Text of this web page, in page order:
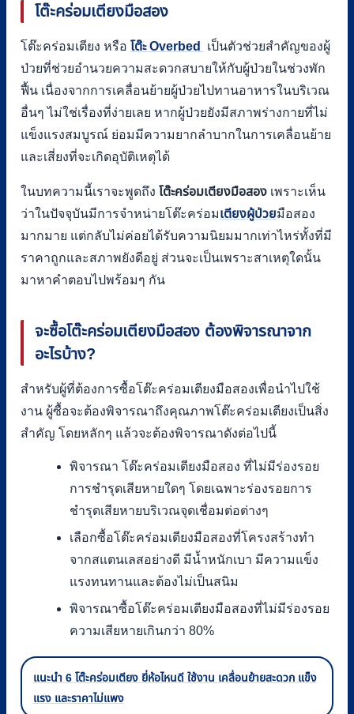
โต๊ะคร่อมเตียงมือสอง
โต๊ะคร่อมเตียง หรือ โต๊ะ Overbed
เป็นตัวช่วยสำคัญของผู้
ป่วยที่ช่วยอำนวยความสะดวกสบายให้กับผู้ป่วยในช่วงพัก
ฟื้น เนื่องจากการเคลื่อนย้ายผู้ป่วยไปทานอาหารในบริเวณ
อื่นๆ ไม่ใช่เรื่องที่ง่ายเลย หากผู้ป่วยยังมีสภาพร่างกายที่ไม่
แข็งแรงสมบูรณ์ ย่อมมีความยากลำบากในการเคลื่อนย้าย
และเสี่ยงที่จะเกิดอุบัติเหตุได้
ในบทความนี้เราจะพูดถึง โต๊ะคร่อมเตียงมือสอง เพราะเห็น
ว่าในปัจจุบันมีการจำหน่ายโต๊ะคร่อมเตียงผู้ป่วยมือสอง
มากมาย แต่กลับไม่ค่อยได้รับความนิยมมากเท่าไหร่ทั้งที่มี
ราคาถูกและสภาพยังดีอยู่ ส่วนจะเป็นเพราะสาเหตุใดนั้น
มาหาคำตอบไปพร้อมๆ กัน
จะซื้อโต๊ะคร่อมเตียงมือสอง ต้องพิจารณาจาก
อะไรบ้าง?
สำหรับผู้ที่ต้องการซื้อโต๊ะคร่อมเตียงมือสองเพื่อนำไปใช้
งาน ผู้ซื้อจะต้องพิจารณาถึงคุณภาพโต๊ะคร่อมเตียงเป็นสิ่ง
สำคัญ โดยหลักๆ แล้วจะต้องพิจารณาดังต่อไปนี้
พิจารณา โต๊ะคร่อมเตียงมือสอง ที่ไม่มีร่องรอย
การชำรุดเสียหายใดๆ โดยเฉพาะร่องรอยการ
ชำรุดเสียหายบริเวณจุดเชื่อมต่อต่างๆ
เลือกซื้อโต๊ะคร่อมเตียงมือสองที่โครงสร้างทำ
จากสแตนเลสอย่างดี มีน้ำหนักเบา มีความแข็ง
แรงทนทานและต้องไม่เป็นสนิม
พิจารณาซื้อโต๊ะคร่อมเตียงมือสองที่ไม่มีร่องรอย
ความเสียหายเกินกว่า 80%
แนะนำ 6 โต๊ะคร่อมเตียง ยี่ห้อไหนดี ใช้งาน เคลื่อนย้ายสะดวก แข็ง
แรง และราคาไม่แพง